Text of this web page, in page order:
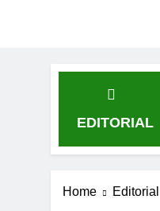
EDITORIAL
Home Editorial